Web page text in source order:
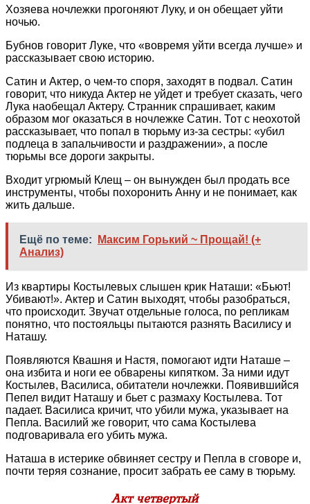
Хозяева ночлежки прогоняют Луку, и он обещает уйти
ночью.
Бубнов говорит Луке, что «вовремя уйти всегда лучше» и
рассказывает свою историю.
Сатин и Актер, о чем-то споря, заходят в подвал. Сатин
говорит, что никуда Актер не уйдет и требует сказать, чего
Лука наобещал Актеру. Странник спрашивает, каким
образом мог оказаться в ночлежке Сатин. Тот с неохотой
рассказывает, что попал в тюрьму из-за сестры: «убил
подлеца в запальчивости и раздражении», а после
тюрьмы все дороги закрыты.
Входит угрюмый Клещ – он вынужден был продать все
инструменты, чтобы похоронить Анну и не понимает, как
жить дальше.
Ещё по теме:
Максим Горький ~ Прощай! (+
Анализ)
Из квартиры Костылевых слышен крик Наташи: «Бьют!
Убивают!». Актер и Сатин выходят, чтобы разобраться,
что происходит. Звучат отдельные голоса, по репликам
понятно, что постояльцы пытаются разнять Василису и
Наташу.
Появляются Квашня и Настя, помогают идти Наташе –
она избита и ноги ее обварены кипятком. За ними идут
Костылев, Василиса, обитатели ночлежки. Появившийся
Пепел видит Наташу и бьет с размаху Костылева. Тот
падает. Василиса кричит, что убили мужа, указывает на
Пепла. Василий же говорит, что сама Костылева
подговаривала его убить мужа.
Наташа в истерике обвиняет сестру и Пепла в сговоре и,
почти теряя сознание, просит забрать ее саму в тюрьму.
Акт четвертый